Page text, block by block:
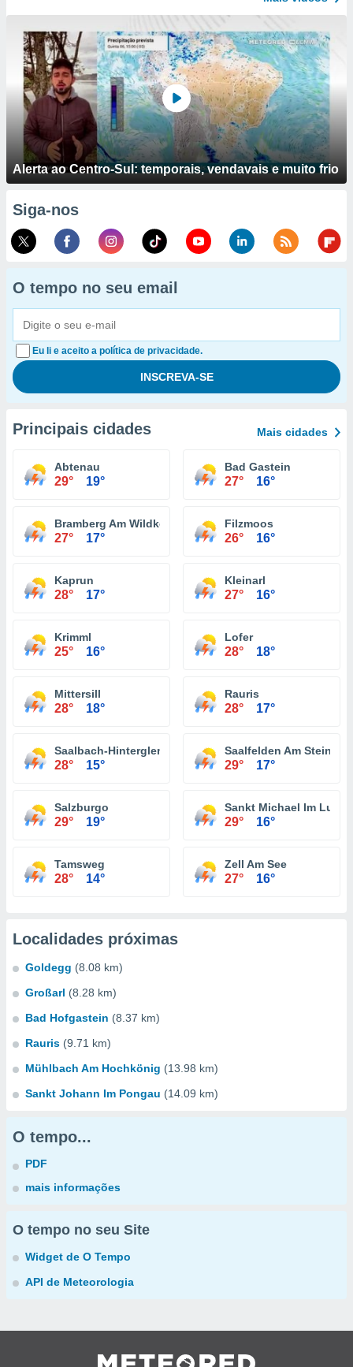
Alerta ao Centro-Sul: temporais, vendavais e muito frio
Siga-nos
O tempo no seu email
Eu li e aceito a política de privacidade.
Principais cidades Mais cidades
Abtenau
29° 19°
Bad Gastein
27° 16°
Bramberg Am Wildkogel
27° 17°
Filzmoos
26° 16°
Kaprun
28° 17°
Kleinarl
27° 16°
Krimml
25° 16°
Lofer
28° 18°
Mittersill
28° 18°
Rauris
28° 17°
Saalbach-Hinterglemm
28° 15°
Saalfelden Am
29° 17°
Salzburgo
29° 19°
Sankt Michael Im
29° 16°
Tamsweg
28° 14°
Zell Am See
27° 16°
Localidades próximas
Goldegg (8.08 km)
Großarl (8.28 km)
Bad Hofgastein (8.37 km)
Rauris (9.71 km)
Mühlbach Am Hochkönig (13.98 km)
Sankt Johann Im Pongau (14.09 km)
O tempo...
PDF
mais informações
O tempo no seu Site
Widget de O Tempo
API de Meteorologia